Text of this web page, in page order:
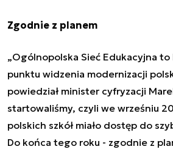
Zgodnie z planem
„Ogólnopolska Sieć Edukacyjna
punktu widzenia modernizacji
powiedział minister cyfryzacji
startowaliśmy, czyli we wrześniu
polskich szkół miało dostęp do
Do końca tego roku - zgodnie z